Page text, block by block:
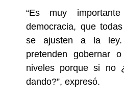
“Es muy
democracia, que
se ajusten a la ley.
pretenden gobernar
niveles porque si no
dando?”, expresó.